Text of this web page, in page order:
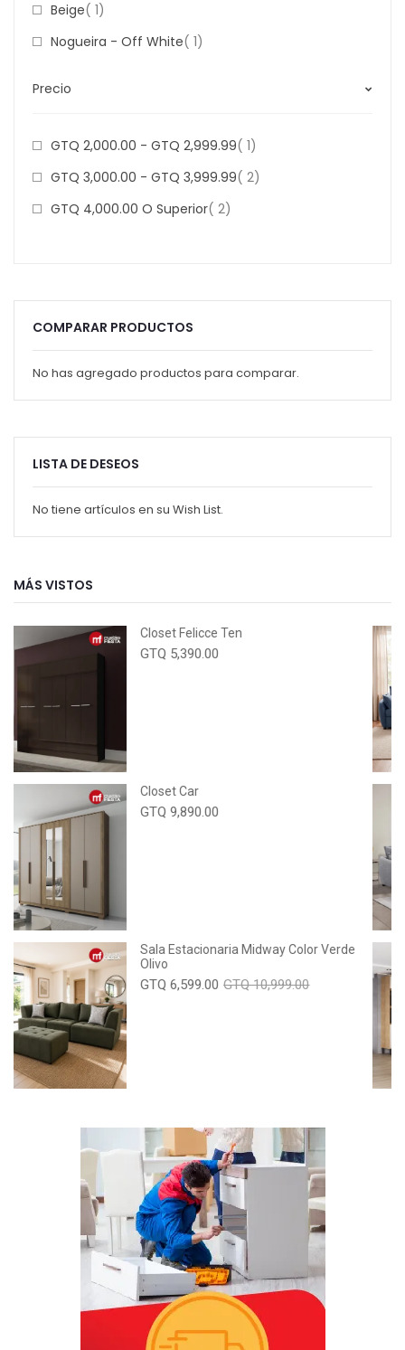
Beige 1Item
Nogueira - Off White 1Item
Precio
GTQ 2,000.00 - GTQ 2,999.99 1Item
GTQ 3,000.00 - GTQ 3,999.99 2Item
GTQ 4,000.00 O Superior 2Item
COMPARAR PRODUCTOS
No has agregado productos para comparar.
LISTA DE DESEOS
No tiene artículos en su Wish List.
MÁS VISTOS
Closet Felicce Ten
GTQ 5,390.00
Closet Car
GTQ 9,890.00
Sala Estacionaria Midway Color Verde
Olivo
GTQ 6,599.00 GTQ 10,999.00